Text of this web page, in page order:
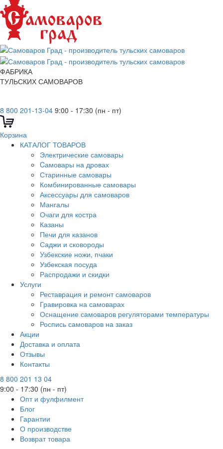
ФАБРИКА
ТУЛЬСКИХ САМОВАРОВ
8 800 201-13-04 9:00 - 17:30 (пн - пт)
Корзина
КАТАЛОГ ТОВАРОВ
Электрические самовары
Cамовары на дровах
Старинные самовары
Комбинированные самовары
Аксессуары для самоваров
Мангалы
Очаги для костра
Казаны
Печи для казанов
Саджи и сковороды
Узбекские ножи, пчаки
Узбекская посуда
Распродажи и скидки
Услуги
Реставрация и ремонт самоваров
Гравировка на самоварах
Оснащение самоваров регуляторами температуры
Роспись самоваров на заказ
Акции
Доставка и оплата
Отзывы
Контакты
8 800 201 13 04
9:00 - 17:30 (пн - пт)
Опт и фулфилмент
Блог
Гарантии
О производстве
Возврат товара